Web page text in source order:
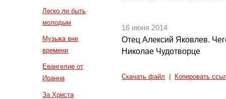
Легко ли быть
молодым
Музыка вне
времени
Евангелие от
Иоанна
За Христа
16 июня 2014
Отец Алексий Яковлев.
Николае Чудотворце
Скачать файл Копировать